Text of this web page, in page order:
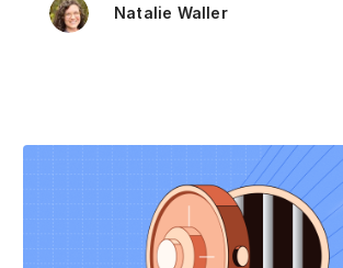
Natalie Waller